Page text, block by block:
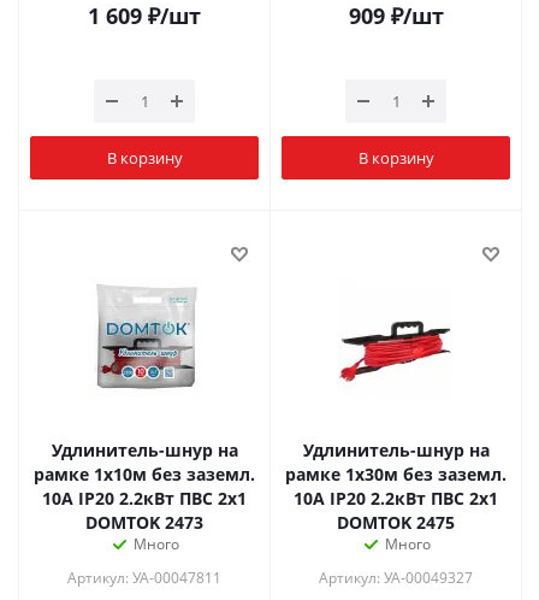
1 609 ₽/шт
В корзину
909₽/шт
В корзину
Удлинитель-шнур на
рамке 1х10м без заземл.
10А IP20 2.2кВт ПВС 2х1
DOMTOK 2473
Много
Артикул: УА-00047811
Удлинитель-шнур на
рамке 1х30м без заземл.
10А IP20 2.2кВт ПВС 2х1
DOMTOK 2475
Много
Артикул: УА-00049327